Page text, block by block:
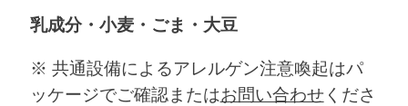
乳成分・小麦・ごま・大豆
※ 共通設備によるアレルゲン注意喚起はパ
ッケージでご確認またはお問い合わせ くださ